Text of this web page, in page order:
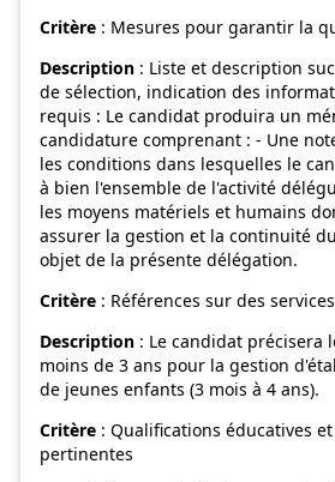
Critère : Mesures pour garantir la
Description : Liste et description
de sélection, indication des
requis : Le candidat produira un
candidature comprenant : - Une
les conditions dans lesquelles le
à bien l'ensemble de l'activité
les moyens matériels et humains
assurer la gestion et la continuité
objet de la présente délégation.
Critère : Références sur des
Description : Le candidat précisera
moins de 3 ans pour la gestion
de jeunes enfants (3 mois à 4 ans).
Critère : Qualifications éducatives
pertinentes